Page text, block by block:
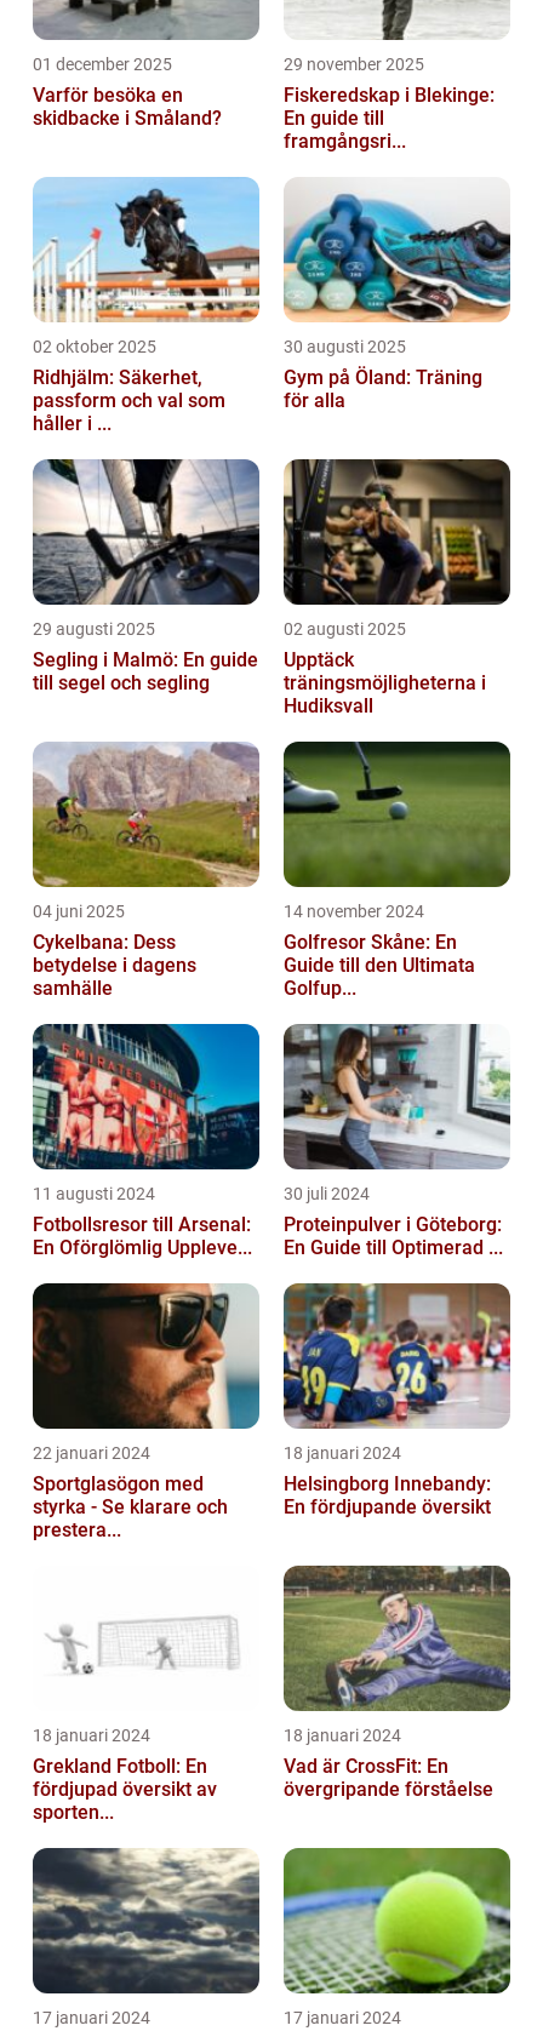
01 december 2025
Varför besöka en
skidbacke i Småland?
29 november 2025
Fiskeredskap i Blekinge:
En guide till
framgångsri...
02 oktober 2025
Ridhjälm: Säkerhet,
passform och val som
håller i ...
30 augusti 2025
Gym på Öland: Träning
för alla
29 augusti 2025
Segling i Malmö: En guide
till segel och segling
02 augusti 2025
Upptäck
träningsmöjligheterna i
Hudiksvall
04 juni 2025
Cykelbana: Dess
betydelse i dagens
samhälle
14 november 2024
Golfresor Skåne: En
Guide till den Ultimata
Golfup...
11 augusti 2024
Fotbollsresor till Arsenal:
En Oförglömlig Uppleve...
30 juli 2024
Proteinpulver i Göteborg:
En Guide till Optimerad ...
22 januari 2024
Sportglasögon med
styrka - Se klarare och
prestera...
18 januari 2024
Helsingborg Innebandy:
En fördjupande översikt
18 januari 2024
Grekland Fotboll: En
fördjupad översikt av
sporten...
18 januari 2024
Vad är CrossFit: En
övergripande förståelse
17 januari 2024 17 januari 2024